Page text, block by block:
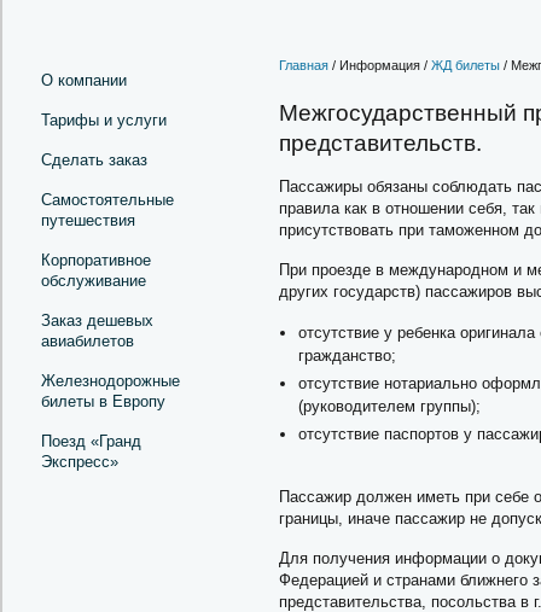
О компании
Тарифы и услуги
Сделать заказ
Самостоятельные
путешествия
Корпоративное
обслуживание
Заказ дешевых
авиабилетов
Железнодорожные
билеты в Европу
Поезд «Гранд
Экспресс»
Главная/ Информация / ЖД билеты/
Межгосударственный
представительств.
Пассажиры обязаны соблюдать
правила как в отношении себя,
присутствовать при таможенном
При проезде в международном и
других государств) пассажиров
отсутствие у ребенка
гражданство;
отсутствие нотариально
(руководителем группы);
отсутствие паспортов у
Пассажир должен иметь при себе
границы, иначе пассажир не
Для получения информации о
Федерацией и странами ближнего
представительства, посольства